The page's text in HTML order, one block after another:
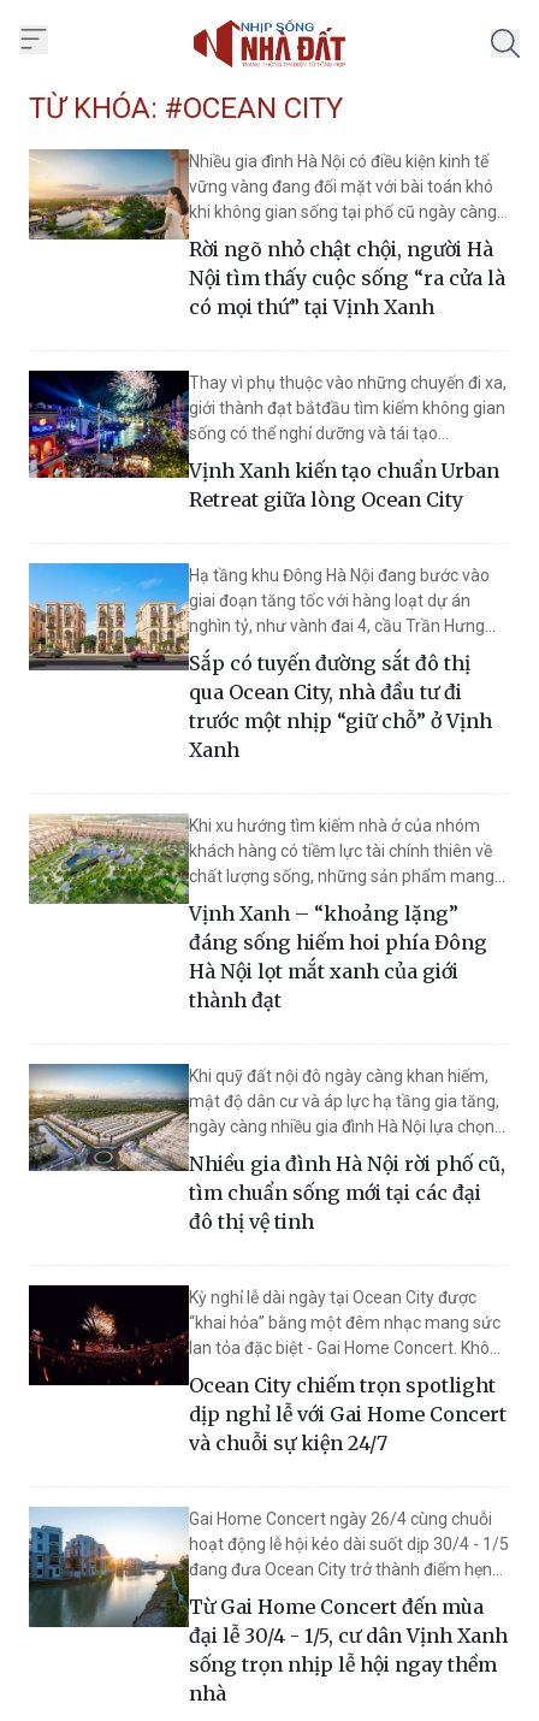
TỪ KHÓA: #OCEAN CITY
Nhiều gia đình Hà Nội có điều kiện kinh tế
vững vàng đang đối mặt với bài toán khó
khi không gian sống tại phố cũ ngày càng
chật chội, quá tải nhưng lại ngần ngại
chuyển đi vì tiếc nếp sinh hoạt tiện lợi. Sự
xuất hiện của Vịnh Xanh (Vinhomes Ocean
Park 3) mang đến lời giải trọn vẹn, giúp cư
Rời ngõ nhỏ chật chội, người Hà
Nội tìm thấy cuộc sống “ra cửa là
có mọi thứ” tại Vịnh Xanh
Thay vì phụ thuộc vào những chuyến đi xa,
giới thành đạt bắtđầu tìm kiếm không gian
sống có thể nghỉ dưỡng và tái tạo
nănglượng mỗi ngày. Tại Vịnh Xanh, chuẩn
Urban Retreat hiện diệnngay trong lòng
Ocean City, đủ gần để tận hưởng thiên
với khoảng lặng của riêng mình.
Vịnh Xanh kiến tạo chuẩn Urban
Retreat giữa lòng Ocean City
Hạ tầng khu Đông Hà Nội đang bước vào
giai đoạn tăng tốc với hàng loạt dự án
nghìn tỷ, như vành đai 4, cầu Trần Hưng
Đạo, cầu Ngọc Hồi, đặc biệt là khởi công
tuyến đường sắt đô thị qua Ocean City...
Đây là thời điểm thuận lợi để sở hữu Vịnh
Xanh - quỹ căn thấp tầng cuối cùng tại đại
đô thị này, trước khi các lợi thế kết nối mới
Sắp có tuyến đường sắt đô thị
qua Ocean City, nhà đầu tư đi
trước một nhịp “giữ chỗ” ở Vịnh
Xanh
Khi xu hướng tìm kiếm nhà ở của nhóm
khách hàng có tiềm lực tài chính thiên về
chất lượng sống, những sản phẩm mang
lại sự riêng tư, không gian xanh và trải
nghiệm nghỉ dưỡng ngay tại nơi ở như Vịnh
Xanh (Ocean City) ngày càng được săn
đón.
Vịnh Xanh – “khoảng lặng”
đáng sống hiếm hoi phía Đông
Hà Nội lọt mắt xanh của giới
thành đạt
Khi quỹ đất nội đô ngày càng khan hiếm,
mật độ dân cư và áp lực hạ tầng gia tăng,
ngày càng nhiều gia đình Hà Nội lựa chọn
dịch chuyển ra các đại đô thị vệ tinh để tìm
kiếm một không gian sống rộng rãi, tiện
nghi và bền vững hơn. Trong xu hướng đó,
khu compound Vịnh Xanh (Ocean City)
sống thấp tầng hoàn chỉnh cùng hệ sinh
thái tiện ích đã hiện hữu.
Nhiều gia đình Hà Nội rời phố cũ,
tìm chuẩn sống mới tại các đại
đô thị vệ tinh
Kỳ nghỉ lễ dài ngày tại Ocean City được
“khai hỏa” bằng một đêm nhạc mang sức
lan tỏa đặc biệt - Gai Home Concert. Không
chỉ là điểm kết của hành trình “Anh trai
vượt ngàn chông gai” 2024, chương trình
còn mở ra chuỗi sự kiện, lễ hội liên tiếp tại
Ocean City, đưa siêu đô thị phía Đông Hà
Ocean City chiếm trọn spotlight
dịp nghỉ lễ với Gai Home Concert
và chuỗi sự kiện 24/7
Gai Home Concert ngày 26/4 cùng chuỗi
hoạt động lễ hội kéo dài suốt dịp 30/4 - 1/5
đang đưa Ocean City trở thành điểm hẹn
sôi động bậc nhất khu Đông Hà Nội. Trong
dòng chảy lễ hội đó, Vịnh Xanh kiến tạo
những trải nghiệm khác biệt khi kết hợp
chất sống của “ốc đảo riêng tư” với đặc
quyền tận hưởng các sự kiện ngay thềm
Từ Gai Home Concert đến mùa
đại lễ 30/4 - 1/5, cư dân Vịnh Xanh
sống trọn nhịp lễ hội ngay thềm
nhà